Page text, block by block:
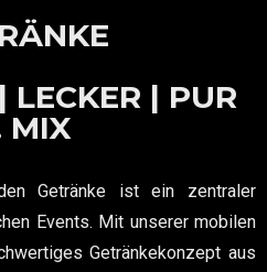
LECKER | PUR
MIX
Getränke ist ein zentraler
Events. Mit unserer mobilen
Getränkekonzept aus